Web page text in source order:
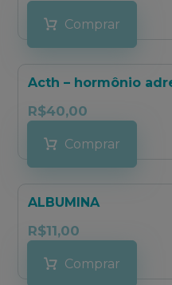
Comprar
Acth – hormônio
R$40,00
Comprar
ALBUMINA
R$11,00
Comprar